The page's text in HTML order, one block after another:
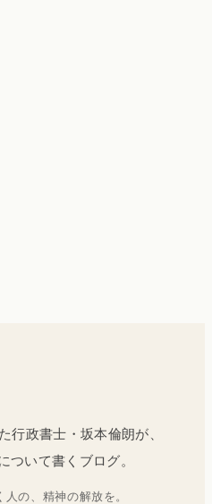
行政書士・坂本倫朗が、
ついて書くブログ。
の、精神の解放を。